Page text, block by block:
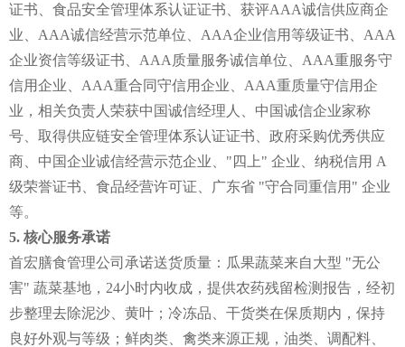
证书、食品安全管理体系认证证书、获评AAA诚信供应商企
业、AAA诚信经营示范单位、AAA企业信用等级证书、AAA
企业资信等级证书、AAA质量服务诚信单位、AAA重服务守
信用企业、AAA重合同守信用企业、AAA重质量守信用企
业，相关负责人荣获中国诚信经理人、中国诚信企业家称
号、取得供应链安全管理体系认证证书、政府采购优秀供应
商、中国企业诚信经营示范企业、"四上" 企业、纳税信用 A
级荣誉证书、食品经营许可证、广东省 "守合同重信用" 企业
等。
5. 核心服务承诺
首宏膳食管理公司承诺送货质量：瓜果蔬菜来自大型 "无公
害" 蔬菜基地，24小时内收成，提供农药残留检测报告，经初
步整理去除泥沙、黄叶；冷冻品、干货类在保质期内，保持
良好外观与等级；鲜肉类、禽类来源正规，油类、调配料、